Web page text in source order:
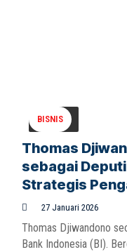
BISNIS
Thomas
sebagai
Strategis
27 Januari 2026
Thomas Djiwandono
Bank Indonesia (BI).